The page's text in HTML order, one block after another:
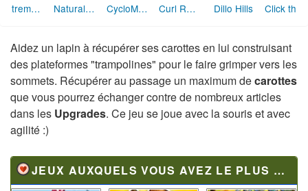
Extreme Pamplona Natural Selection CycloManiacs Epic Curl Rush Dillo Hills
Aidez un lapin à récupérer ses carottes en lui construisant
des plateformes "trampolines" pour le faire grimper vers les
sommets. Récupérer au passage un maximum decarottes
que vous pourrez échanger contre de nombreux articles
dans les Upgrades. Ce jeu se joue avec la souris et avec
agilité :)
JEUX AUXQUELS VOUS AVEZ LE PLUS JOUÉ